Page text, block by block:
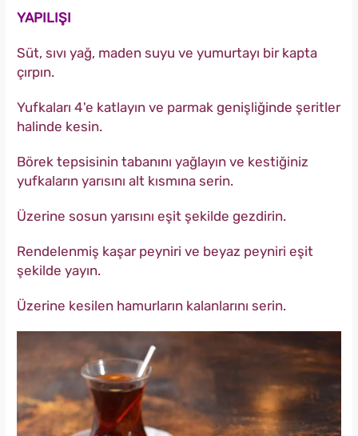
YAPILIŞI
Süt, sıvı yağ, maden suyu ve yumurtayı bir kapta
çırpın.
Yufkaları 4'e katlayın ve parmak genişliğinde şeritler
halinde kesin.
Börek tepsisinin tabanını yağlayın ve kestiğiniz
yufkaların yarısını alt kısmına serin.
Üzerine sosun yarısını eşit şekilde gezdirin.
Rendelenmiş kaşar peyniri ve beyaz peyniri eşit
şekilde yayın.
Üzerine kesilen hamurların kalanlarını serin.